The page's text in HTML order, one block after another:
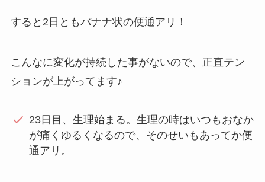
すると2日ともバナナ状の便通アリ！
こんなに変化が持続した事がないので、正直テン
ションが上がってます♪
23日目、生理始まる。生理の時はいつもおなか
が痛くゆるくなるので、そのせいもあってか便
通アリ。